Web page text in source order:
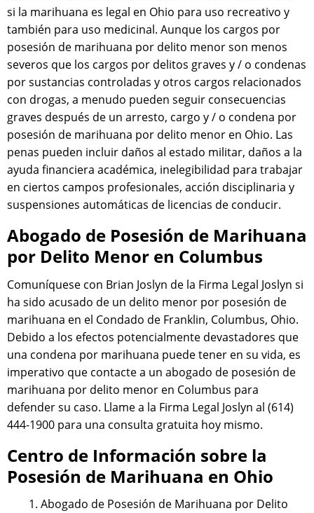
si la marihuana es legal en Ohio para uso recreativo y
también para uso medicinal. Aunque los cargos por
posesión de marihuana por delito menor son menos
severos que los cargos por delitos graves y / o condenas
por sustancias controladas y otros cargos relacionados
con drogas, a menudo pueden seguir consecuencias
graves después de un arresto, cargo y / o condena por
posesión de marihuana por delito menor en Ohio. Las
penas pueden incluir daños al estado militar, daños a la
ayuda financiera académica, inelegibilidad para trabajar
en ciertos campos profesionales, acción disciplinaria y
suspensiones automáticas de licencias de conducir.
Abogado de Posesión de Marihuana
por Delito Menor en Columbus
Comuníquese con Brian Joslyn de la Firma Legal Joslyn si
ha sido acusado de un delito menor por posesión de
marihuana en el Condado de Franklin, Columbus, Ohio.
Debido a los efectos potencialmente devastadores que
una condena por marihuana puede tener en su vida, es
imperativo que contacte a un abogado de posesión de
marihuana por delito menor en Columbus para
defender su caso. Llame a la Firma Legal Joslyn al (614)
444-1900 para una consulta gratuita hoy mismo.
Centro de Información sobre la
Posesión de Marihuana en Ohio
Abogado de Posesión de Marihuana por Delito